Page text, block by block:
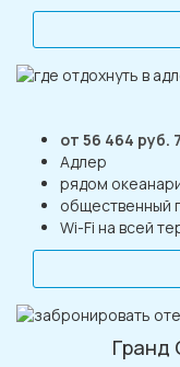
от 56 464 руб.
Адлер
рядом
общественный
Wi-Fi на всей
Гранд